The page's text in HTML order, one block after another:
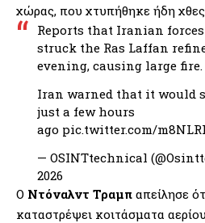
χώρας, που χτυπήθηκε ήδη
Reports that Iranian
struck the Ras Laffan
evening, causing large fire.
Iran warned that it would
just a few hours
ago pic.twitter.com/
— OSINTtechnical
2026
Ο Ντόναλντ Τραμπ απείλησε
καταστρέψει κοιτάσματα